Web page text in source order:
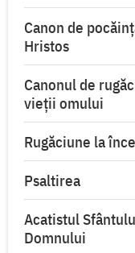
Canon de
Hristos
Canonul de
vieții omului
Rugăciune la
Psaltirea
Acatistul
Domnului